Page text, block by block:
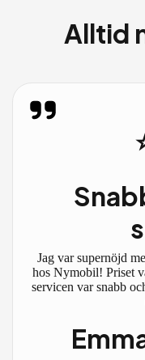
Alltid
Jag var supernöjd
hos Nymobil! Priset
servicen var snabb